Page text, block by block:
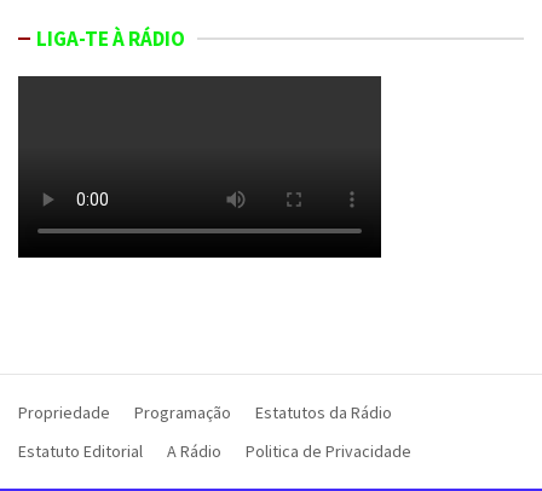
LIGA-TE À RÁDIO
Propriedade Programação
Estatutos da Rádio
Estatuto Editorial
A Rádio Politica de Privacidade